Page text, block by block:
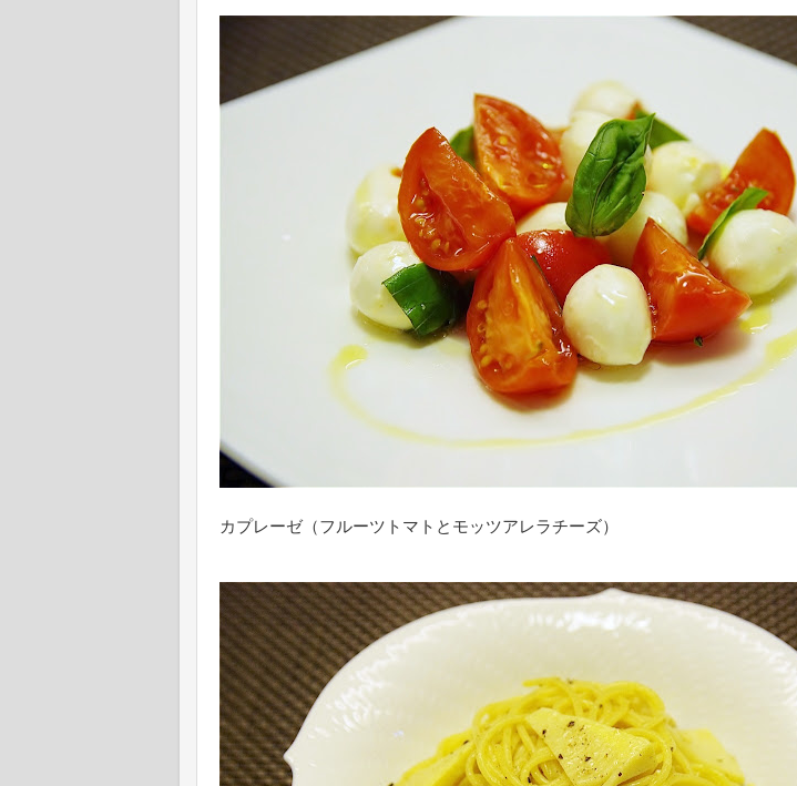
カプレーゼ（フルーツトマトとモッツアレラチーズ）